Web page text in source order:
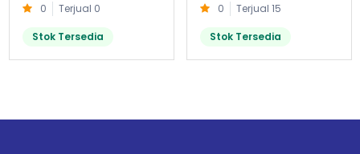
0 Terjual 0
Stok Tersedia
0 Terjual 15
Stok Tersedia